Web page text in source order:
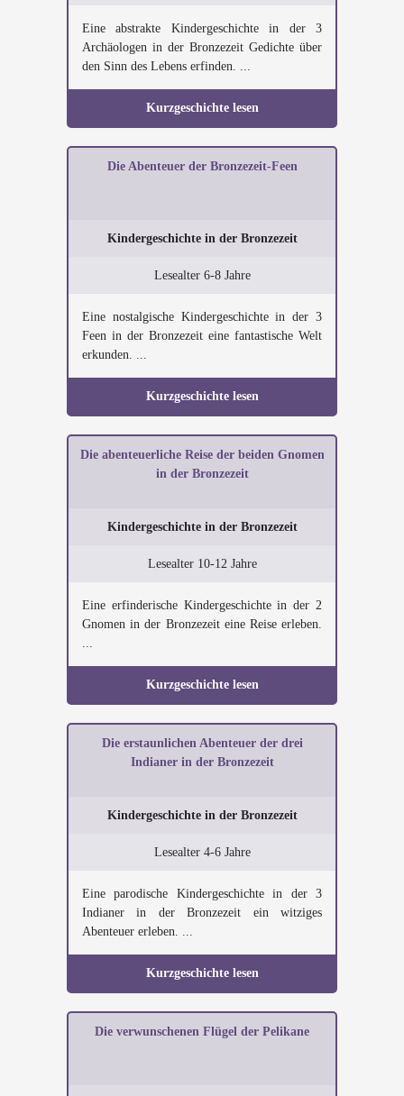
Eine abstrakte Kindergeschichte in der 3
Archäologen in der Bronzezeit Gedichte über
den Sinn des Lebens erfinden. ...
Kurzgeschichte lesen
Die Abenteuer der Bronzezeit-Feen
Kindergeschichte in der Bronzezeit
Lesealter 6-8 Jahre
Eine nostalgische Kindergeschichte in der 3
Feen in der Bronzezeit eine fantastische Welt
erkunden. ...
Kurzgeschichte lesen
Die abenteuerliche Reise der beiden Gnomen
in der Bronzezeit
Kindergeschichte in der Bronzezeit
Lesealter 10-12 Jahre
Eine erfinderische Kindergeschichte in der 2
Gnomen in der Bronzezeit eine Reise erleben.
...
Kurzgeschichte lesen
Die erstaunlichen Abenteuer der drei
Indianer in der Bronzezeit
Kindergeschichte in der Bronzezeit
Lesealter 4-6 Jahre
Eine parodische Kindergeschichte in der 3
Indianer in der Bronzezeit ein witziges
Abenteuer erleben. ...
Kurzgeschichte lesen
Die verwunschenen Flügel der Pelikane